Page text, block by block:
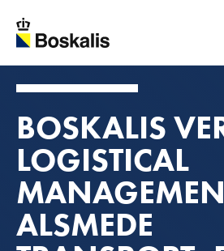
BOSKALIS
LOGISTICAL
ALSMEDE